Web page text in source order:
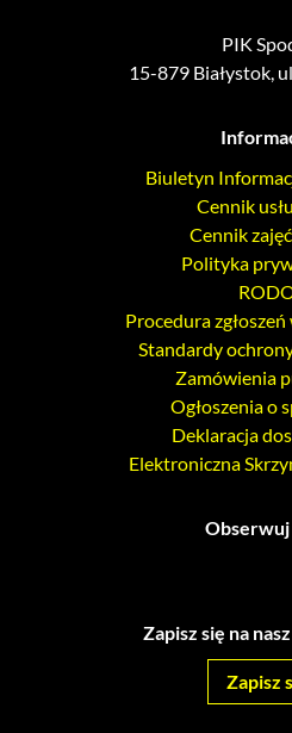
PIK
15-879 Białystok,
Biuletyn
Cennik
Cennik
Polityka
Procedura
Standardy
Zamówienia
Ogłoszenia o
Deklaracja
Elektroniczna
Obserwuj
Zapisz się na
Zapisz